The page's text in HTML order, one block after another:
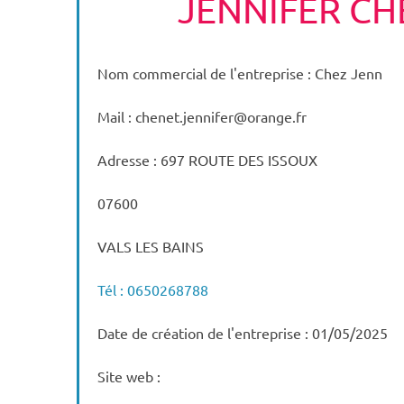
JENNIFER
Nom commercial de l'entreprise : Chez Jenn
Mail : chenet.jennifer@orange.fr
Adresse : 697 ROUTE DES ISSOUX
07600
VALS LES BAINS
Tél : 0650268788
Date de création de l'entreprise : 01/05/2025
Site web :